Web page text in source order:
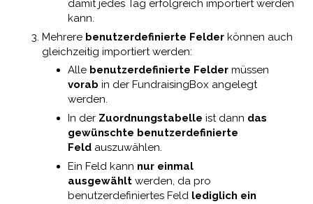
damit jedes Tag erfolgreich importiert werden
kann.
Mehrere benutzerdefinierte Felder können auch
gleichzeitig importiert werden:
Alle benutzerdefinierte Feldermüssen
vorabin der FundraisingBox angelegt
werden.
In der Zuordnungstabelleist dann das
gewünschte benutzerdefinierte
Feld auszuwählen.
Ein Feld kann nur einmal
ausgewähltwerden, da pro
benutzerdefiniertes Feld lediglich ein